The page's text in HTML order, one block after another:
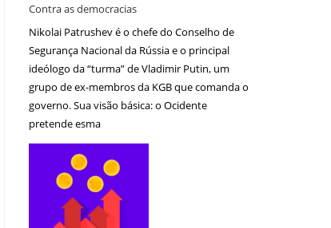
Contra as democracias
Nikolai Patrushev é o chefe do Conselho de
Segurança Nacional da Rússia e o principal
ideólogo da “turma” de Vladimir Putin, um
grupo de ex-membros da KGB que comanda o
governo. Sua visão básica: o Ocidente
pretende esma